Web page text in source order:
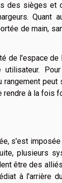
des sièges et
Quant
de main,
de l'espace de
rendre à la fois
s'est
plusieurs
être des
à l'arrière